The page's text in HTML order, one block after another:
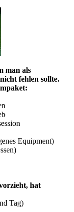
man als
fehlen sollte.
Equipment)
hat
Tag)